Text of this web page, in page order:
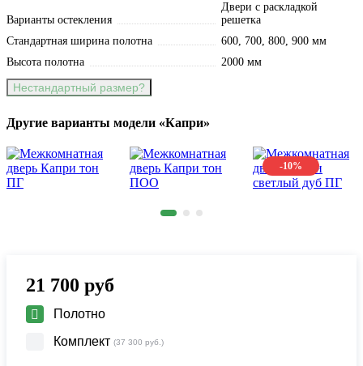
Варианты остекления
Двери с раскладкой
решетка
Стандартная ширина полотна
600, 700, 800, 900 мм
Высота полотна
2000 мм
Нестандартный размер?
Другие варианты модели «Капри»
-10%
21 700 руб
Полотно
Комплект (37 300 руб.)